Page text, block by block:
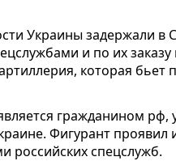
Украины задержали в
и по их заказу
которая
гражданином рф,
Фигурант проявил
российских спецслужб.